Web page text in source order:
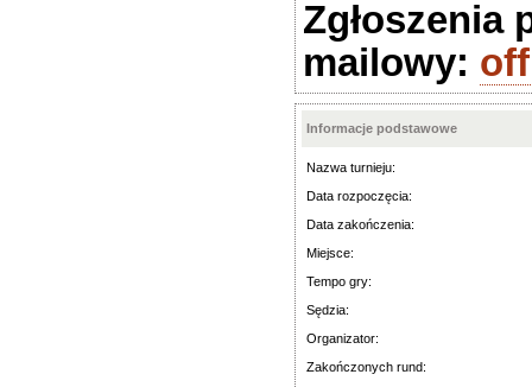
Zgłoszenia
mailowy:
Informacje podstawowe
Nazwa turnieju:
Data rozpoczęcia:
Data zakończenia:
Miejsce:
Tempo gry:
Sędzia:
Organizator:
Zakończonych rund: